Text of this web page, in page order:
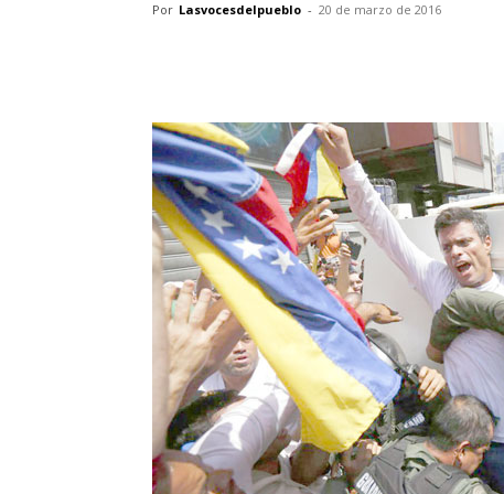
Por Lasvocesdelpueblo - 20 de marzo de 2016